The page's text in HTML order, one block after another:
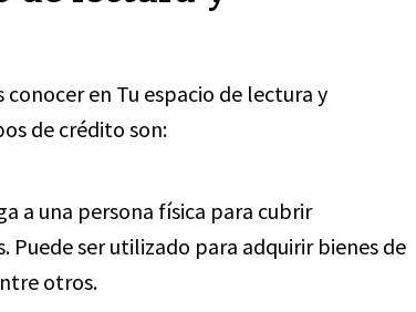
en Tu espacio de lectura y
de crédito son:
a una persona física para cubrir
Puede ser utilizado para adquirir bienes de
otros.